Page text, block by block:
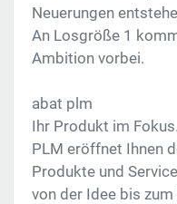
Neuerungen
An Losgröße 1
Ambition vorbei.
abat plm
Ihr Produkt im Fokus.
PLM eröffnet Ihnen
Produkte und
von der Idee bis zum